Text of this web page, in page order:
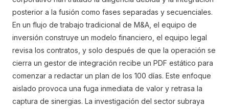
posterior a la fusión como fases separadas y secuenciales.
En un flujo de trabajo tradicional de M&A, el equipo de
inversión construye un modelo financiero, el equipo legal
revisa los contratos, y solo después de que la operación se
cierra un gestor de integración recibe un PDF estático para
comenzar a redactar un plan de los 100 días. Este enfoque
aislado provoca una fuga inmediata de valor y retrasa la
captura de sinergias. La investigación del sector subraya